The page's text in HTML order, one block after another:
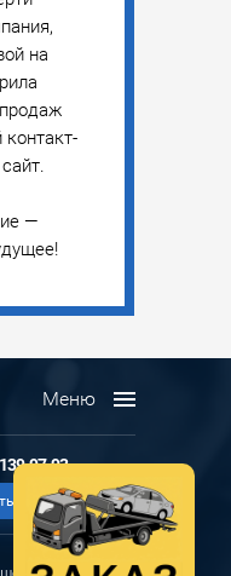
на
—
97-93
звонок